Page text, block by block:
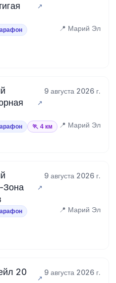
📍 Марий Эл
9 августа 2026 г.
🏃 4 км 📍 Марий Эл
9 августа 2026 г.
📍 Марий Эл
20
9 августа 2026 г.